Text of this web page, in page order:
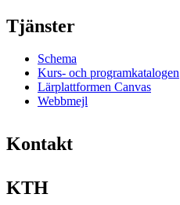
Tjänster
Schema
Kurs- och programkatalogen
Lärplattformen Canvas
Webbmejl
Kontakt
KTH